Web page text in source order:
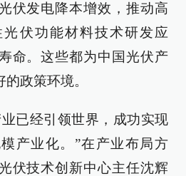
伏发电降本增效，推动高
伏功能材料技术研发应
命。这些都为中国光伏产
政策环境。
已经引领世界，成功实现
产业化。”在产业布局方
伏技术创新中心主任沈辉